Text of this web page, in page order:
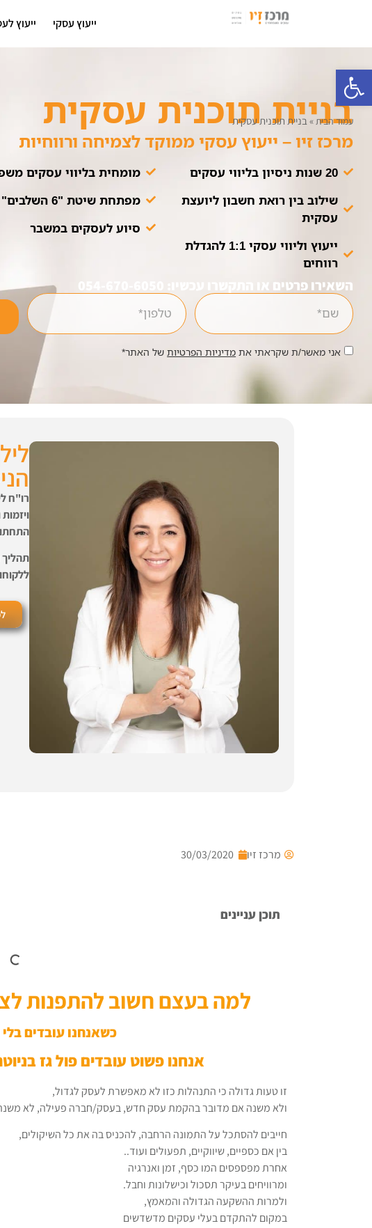
ייעוץ עסקי ייעוץ
בניית תוכנית עסקית
עמוד הבית » בניית תוכנית עסקית
מרכז זיו – ייעוץ עסקי ממוקד לצמיחה ורווחיות
20 שנות ניסיון בליווי עסקים
שילוב בין רואת חשבון ליועצת
עסקית
ייעוץ וליווי עסקי 1:1 להגדלת
רווחים
מומחית בליווי עסקים
מפתחת שיטת "6 השלבים" לרווח
סיוע לעסקים במשבר
השאירו פרטים או התקשרו עכשיו: 054-670-6050
אני מאשר/ת שקראתי את מדיניות הפרטיותשל האתר*
רו"ח
ויזמות
תהליך
מרכז זיו 30/03/2020
תוכן עניינים
למה בעצם חשוב להתפנות
כשאנחנו עובדים בלי
אנחנו פשוט עובדים פול גז
זו טעות גדולה כי התנהלות כזו לא מאפשרת לעסק לגדול,
ולא משנה אם מדובר בהקמת עסק חדש, בעסק/חברה פעילה, לא
חייבים להסתכל על התמונה הרחבה, להכניס בה את כל השיקולים,
בין אם כספיים, שיווקיים, תפעולים ועוד..
אחרת מפספסים המו כסף, זמן ואנרגיה
ומרוויחים בעיקר תסכול וכישלונות וחבל.
ולמרות ההשקעה הגדולה והמאמץ,
במקום להתקדם בעלי עסקים מדשדשים
פתח סרגל נגישות